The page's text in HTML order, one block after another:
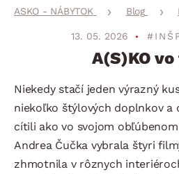
ASKO - NÁBYTOK Blog
13. 05. 2026
A(S)KO
Niekedy stačí jeden výrazný
niekoľko štýlových doplnkov a
cítili ako vo svojom
Andrea Čučka vybrala štyri
zhmotnila v rôznych